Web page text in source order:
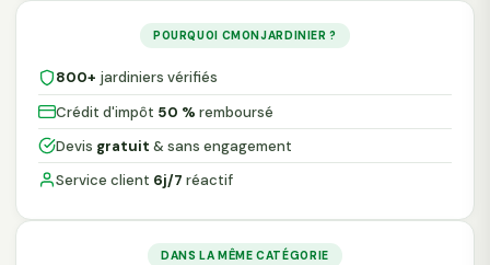
POURQUOI CMONJARDINIER ?
800+ jardiniers vérifiés
Crédit d'impôt 50 % remboursé
Devis gratuit & sans engagement
Service client 6j/7 réactif
DANS LA MÊME CATÉGORIE